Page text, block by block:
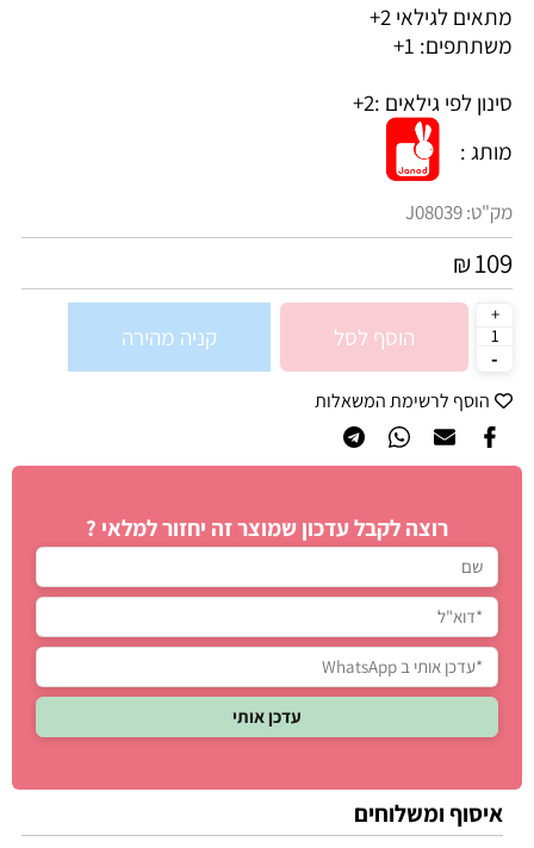
מתאים לגילאי 2+
משתתפים: 1+
סינון לפי גילאים :2+
מותג :
מק"ט:J08039
₪109
הוסף לסל קניה מהירה
הוסף לרשימת המשאלות
רוצה לקבל עדכון שמוצר זה יחזור למלאי ?
איסוף ומשלוחים